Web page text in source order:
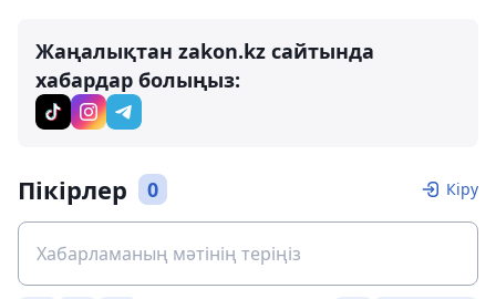
Жаңалықтан zakon.kz сайтында
хабардар болыңыз:
Пікірлер 0 Кіру